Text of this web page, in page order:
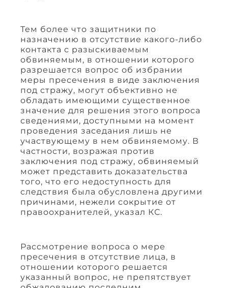
Тем более что защитники по
назначению в отсутствие какого-либо
контакта с разыскиваемым
обвиняемым, в отношении которого
разрешается вопрос об избрании
меры пресечения в виде заключения
под стражу, могут объективно не
обладать имеющими существенное
значение для решения этого вопроса
сведениями, доступными на момент
проведения заседания лишь не
участвующему в нем обвиняемому. В
частности, возражая против
заключения под стражу, обвиняемый
может представить доказательства
того, что его недоступность для
следствия была обусловлена другими
причинами, нежели сокрытие от
правоохранителей, указал КС.
Рассмотрение вопроса о мере
пресечения в отсутствие лица, в
отношении которого решается
указанный вопрос, не препятствует